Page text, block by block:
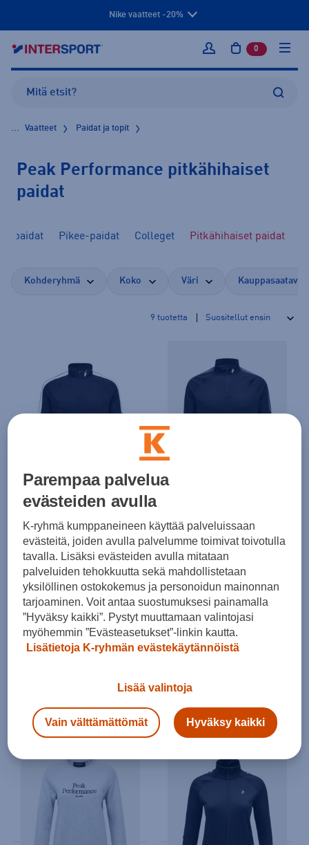
Nike vaatteet -20%
Kirjaudu sisään
0 tuotetta
... Vaatteet Paidat ja topit
Peak Performance pitkähihaiset
paidat
T-paidat Pikee-paidat Colleget Pitkähihaiset paidat
Kohderyhmä Koko Väri
9 tuotetta
Half Zip Baselayer M - pitkähihainen paita
Peak Performance
150,00 € 120,00 €
Parempaa palvelua
evästeiden avulla
K-ryhmä kumppaneineen käyttää palveluissaan
evästeitä, joiden avulla palvelumme toimivat toivotulla
tavalla. Lisäksi evästeiden avulla mitataan
palveluiden tehokkuutta sekä mahdollistetaan
yksilöllinen ostokokemus ja personoidun mainonnan
tarjoaminen. Voit antaa suostumuksesi painamalla
”Hyväksy kaikki”. Pystyt muuttamaan valintojasi
myöhemmin ”Evästeasetukset”-linkin kautta.
Lisätietoja K-ryhmän evästekäytännöistä
Lisää valintoja
Vain välttämättömät Hyväksy kaikki